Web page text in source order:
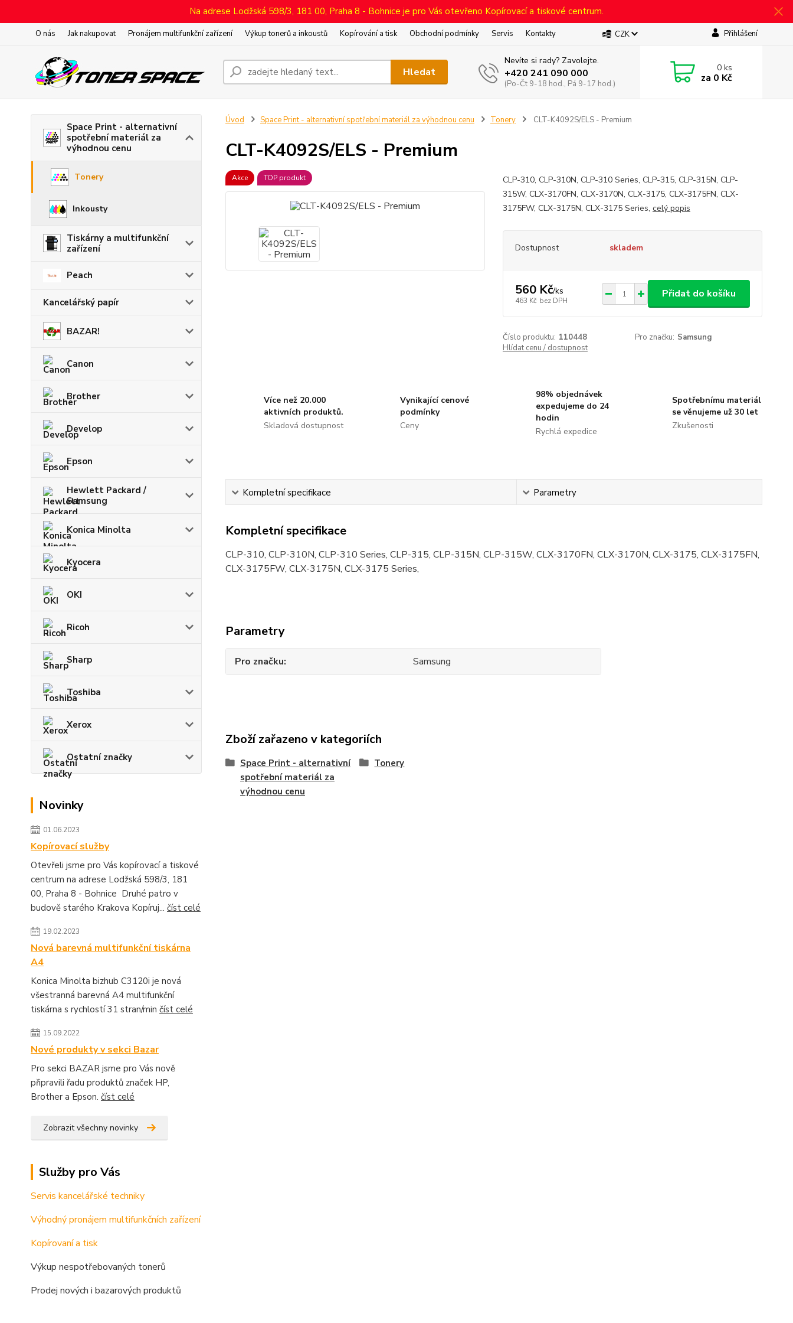
Na adrese Lodžská 598/3, 181 00, Praha 8 - Bohnice je pro Vás otevřeno Kopírovací a tiskové centrum.
O nás Jak nakupovat Pronájem multifunkční zařízení Výkup tonerů a inkoustů Kopírování a tisk Obchodní podmínky Servis Kontakty CZK Přihlášení
Hledat
Nevíte si rady? Zavolejte.
+420 241 090 000
(Po-Čt 9-18 hod., Pá 9-17 hod.)
0ks
za 0 Kč
Space Print - alternativní
spotřební materiál za
výhodnou cenu
Tonery
Inkousty
Tiskárny a multifunkční
zařízení
Peach
Kancelářský papír
BAZAR!
Canon
Brother
Develop
Epson
Hewlett Packard /
Samsung
Konica Minolta
Kyocera
OKI
Ricoh
Sharp
Toshiba
Xerox
Ostatní značky
Novinky
01.06.2023
Kopírovací služby
Otevřeli jsme pro Vás kopírovací a tiskové
centrum na adrese Lodžská 598/3, 181
00, Praha 8 - Bohnice Druhé patro v
budově starého Krakova Kopíruj... číst celé
19.02.2023
Nová barevná multifunkční tiskárna
A4
Konica Minolta bizhub C3120i je nová
všestranná barevná A4 multifunkční
tiskárna s rychlostí 31 stran/min číst celé
15.09.2022
Nové produkty v sekci Bazar
Pro sekci BAZAR jsme pro Vás nově
připravili řadu produktů značek HP,
Brother a Epson. číst celé
Zobrazit všechny novinky
Služby pro Vás
Servis kancelářské techniky
Výhodný pronájem multifunkčních zařízení
Kopírovaní a tisk
Výkup nespotřebovaných tonerů
Prodej nových i bazarových produktů
Úvod Space Print - alternativní spotřební materiál za výhodnou cenu Tonery CLT-K4092S/ELS - Premium
CLT-K4092S/ELS - Premium
Akce TOP produkt
CLP-310, CLP-310N, CLP-310 Series, CLP-315, CLP-315N, CLP-
315W, CLX-3170FN, CLX-3170N, CLX-3175, CLX-3175FN, CLX-
3175FW, CLX-3175N, CLX-3175 Series, celý popis
Dostupnost skladem
560 Kč/ks
463 Kč bez DPH
Přidat do košíku
Číslo produktu: 110448 Pro značku: Samsung
Hlídat cenu / dostupnost
Více než 20.000
aktivních produktů.
Skladová dostupnost
Vynikající cenové
podmínky
Ceny
98% objednávek
expedujeme do 24
hodin
Rychlá expedice
Spotřebnímu materiál
se věnujeme už 30 let
Zkušenosti
Kompletní specifikace Parametry
Kompletní specifikace
CLP-310, CLP-310N, CLP-310 Series, CLP-315, CLP-315N, CLP-315W, CLX-3170FN, CLX-3170N, CLX-3175, CLX-3175FN,
CLX-3175FW, CLX-3175N, CLX-3175 Series,
Parametry
Pro značku Samsung
Zboží zařazeno v kategoriích
Space Print - alternativní
spotřební materiál za
výhodnou cenu
Tonery